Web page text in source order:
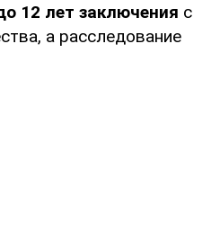
12 лет заключения с
а расследование